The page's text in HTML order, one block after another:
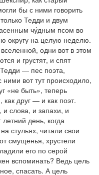
бы с ними говорить
Тедди и двум
чу́дным псом во
округу на целую неделю.
одни вот в этом
и грустят, и спят
— пес поэта,
вот тут происходило,
«не быть», теперь
друг — и как поэт.
слова, и запахи, и
день, когда
стульях, читали свои
смущенья, хрустели
его по серой
вспоминать? Ведь цель
спасать. А цель